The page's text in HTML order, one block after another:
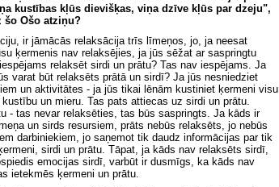
kustības kļūs dievišķas, viņa dzīve kļūs par dzeju",
šo Ošo atziņu?
ir jāmācās relaksācija trīs līmeņos, jo, ja neesat
ķermenis nav relaksējies, ja jūs sēžat ar saspringtu
relaksēt sirdi un prātu? Tas nav iespējams. Ja
varat būt relaksēts prātā un sirdī? Ja jūs nesniedziet
un aktivitātes - ja jūs tikai lēnām kustiniet ķermeni visu
un mieru. Tas pats attiecas uz sirdi un prātu.
- tas nevar relaksēties, tas būs saspringts. Ja kāds ir
un sirds resursiem, prāts nebūs relaksēts, jo nebūs
darbiniekiem, jo saņemot tik daudz informācijas par tik
sirdi un prātu. Tāpat, ja kāds nav relaksēts sirdī,
emocijas sirdī, varbūt ir dusmīgs, ka kāds nav
ietekmēs ķermeni un prātu.